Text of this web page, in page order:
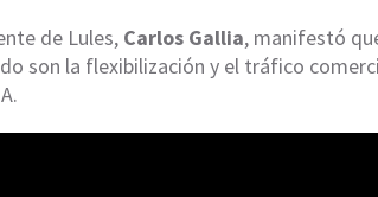
de Lules, Carlos Gallia, manifestó
son la flexibilización y el tráfico